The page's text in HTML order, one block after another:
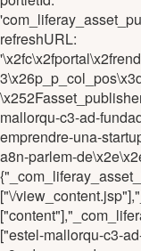
refreshURL:
mallorqu-c3-ad-
emprendre-una-
a8n-parlem-
["\/
["estel-mallorqu-c3-